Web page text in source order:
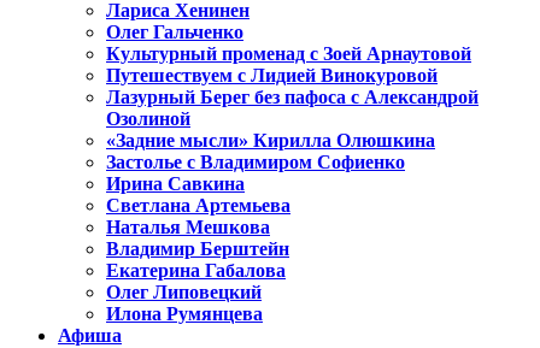
Лариса Хенинен
Олег Гальченко
Культурный променад с Зоей Арнаутовой
Путешествуем с Лидией Винокуровой
Лазурный Берег без пафоса с Александрой
Озолиной
«Задние мысли» Кирилла Олюшкина
Застолье с Владимиром Софиенко
Ирина Савкина
Светлана Артемьева
Наталья Мешкова
Владимир Берштейн
Екатерина Габалова
Олег Липовецкий
Илона Румянцева
Афиша